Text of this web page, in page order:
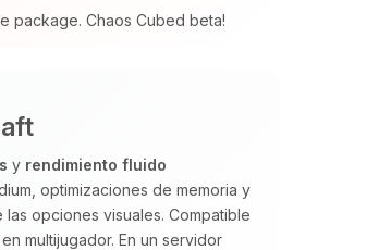
package. Chaos Cubed beta!
y rendimiento fluido
optimizaciones de memoria y
opciones visuales. Compatible
multijugador. En un servidor